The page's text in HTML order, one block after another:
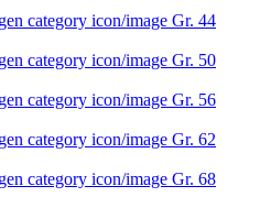
Gr. 44
Gr. 50
Gr. 56
Gr. 62
Gr. 68